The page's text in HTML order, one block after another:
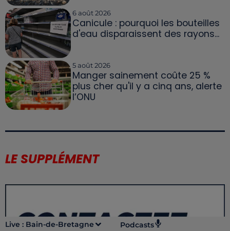
Live : Bain-de-Bretagne Podcasts
6 août 2026
Canicule : pourquoi les bouteilles
d'eau disparaissent des rayons...
5 août 2026
Manger sainement coûte 25 %
plus cher qu'il y a cinq ans, alerte
l’ONU
LE SUPPLÉMENT